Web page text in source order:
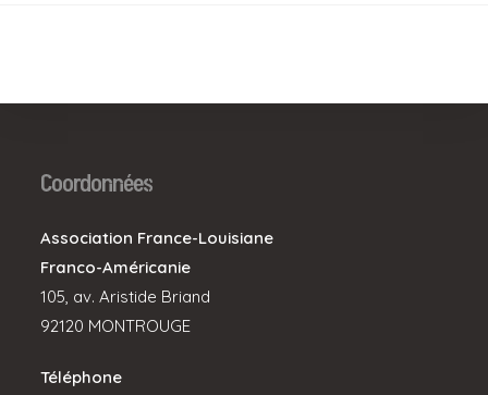
Coordonnées
Association France-Louisiane
Franco-Américanie
105, av. Aristide Briand
92120 MONTROUGE
Téléphone